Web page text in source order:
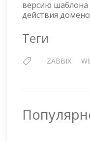
версию шаблона
действия
Теги
ZABBIX